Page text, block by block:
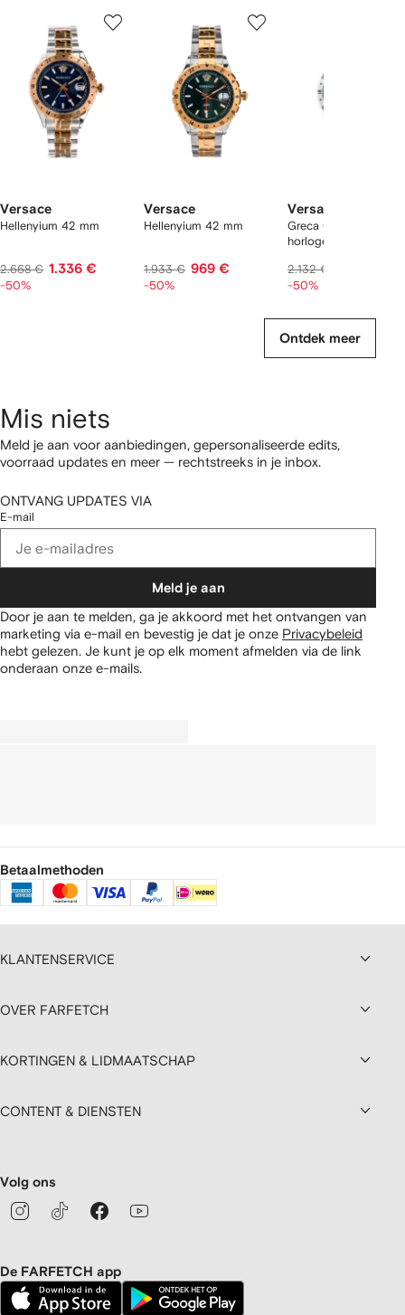
Versace
Hellenyium 42 mm
2.668 € 1.336 €
-50%
Versace
Hellenyium 42 mm
1.933 € 969 €
-50%
Versace
Greca GMT 42 mm
horloge
2.132 €
-50%
Ontdek meer
Mis niets
Meld je aan voor aanbiedingen, gepersonaliseerde edits,
voorraad updates en meer — rechtstreeks in je inbox.
ONTVANG UPDATES VIA
E-mail
Meld je aan
Door je aan te melden, ga je akkoord met het ontvangen van
marketing via e-mail en bevestig je dat je onze Privacybeleid
hebt gelezen. Je kunt je op elk moment afmelden via de link
onderaan onze e-mails.
Betaalmethoden
KLANTENSERVICE
OVER FARFETCH
KORTINGEN & LIDMAATSCHAP
CONTENT & DIENSTEN
Volg ons
De FARFETCH app